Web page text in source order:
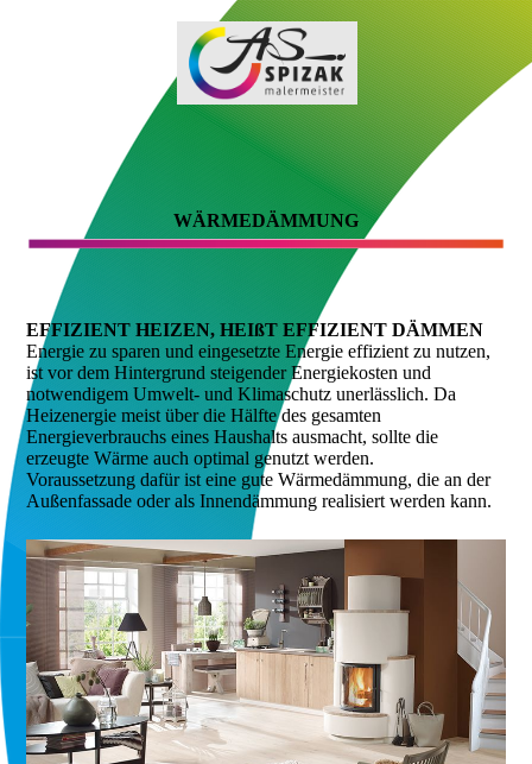
WÄRME­DÄMMUNG
EFFIZIENT HEIZEN, HEIßT EFFIZIENT DÄMMEN
Energie zu sparen und eingesetzte Energie effizient zu nutzen,
ist vor dem Hintergrund steigender Energiekosten und
notwendigem Umwelt- und Klimaschutz unerlässlich. Da
Heizenergie meist über die Hälfte des gesamten
Energieverbrauchs eines Haushalts ausmacht, sollte die
erzeugte Wärme auch optimal genutzt werden.
Voraussetzung dafür ist eine gute Wärmedämmung, die an der
Außenfassade oder als Innendämmung realisiert werden kann.